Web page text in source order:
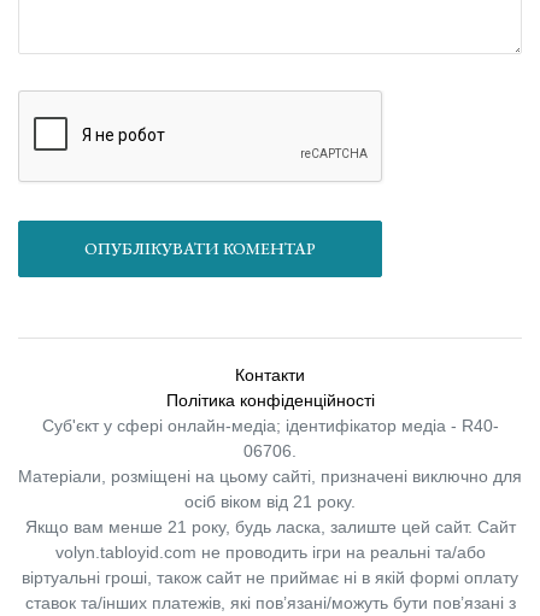
ОПУБЛІКУВАТИ КОМЕНТАР
Контакти
Політика конфіденційності
Суб'єкт у сфері онлайн-медіа; ідентифікатор медіа - R40-
06706.
Матеріали, розміщені на цьому сайті, призначені виключно для
осіб віком від 21 року.
Якщо вам менше 21 року, будь ласка, залиште цей сайт. Сайт
volyn.tabloyid.com не проводить ігри на реальні та/або
віртуальні гроші, також сайт не приймає ні в якій формі оплату
ставок та/інших платежів, які пов’язані/можуть бути пов’язані з